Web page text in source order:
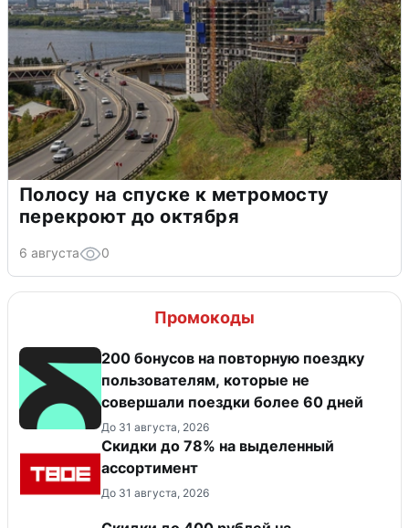
Полосу на спуске к метромосту
перекроют до октября
6 августа 0
Промокоды
200 бонусов на повторную поездку
пользователям, которые не
совершали поездки более 60 дней
До 31 августа, 2026
Скидки до 78% на выделенный
ассортимент
До 31 августа, 2026